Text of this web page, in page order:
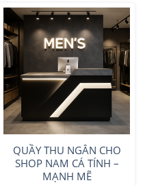
QUẦY THU NGÂN CHO
SHOP NAM CÁ TÍNH –
MẠNH MẼ